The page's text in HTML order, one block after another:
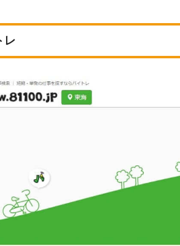
の求人を取り扱っている派遣会社。
た派遣会社のWEBサイトで公開されている求人の
レ